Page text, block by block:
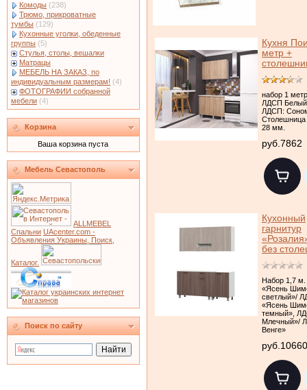
Комоды (238)
Трюмо, прикроватные
тумбы (129)
Кухонные уголки, обеденные
группы (5)
Стулья, столы, вешалки
Матрацы
МЕБЕЛЬ НА ЗАКАЗ, по
индивидуальным размерам! (4)
ФОТОГРАФИИ собранной
мебели (4)
Корзина
Ваша корзина пуста
Мебель Севастополь
ALLMEBEL
Спальни UAcenter.com -
Объявления Украины, Поиск,
Каталог.
Поиск по сайту
Кухня
метр +
набор 1
ЛДСП
ЛДСП:
Столешница
28 мм.
руб.7862
Кухонный
гарнитур
без
Набор 1,7
«Ясень
светлый»/
«Ясень
темный»,
Млечный»/
Венге»
руб.10660